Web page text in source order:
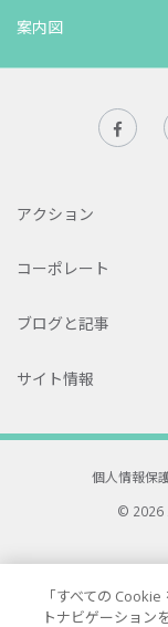
案内図
アクション
コーポレート
ブログと記事
サイト情報
個人情報保
© 2026
「すべての
トナビゲーション